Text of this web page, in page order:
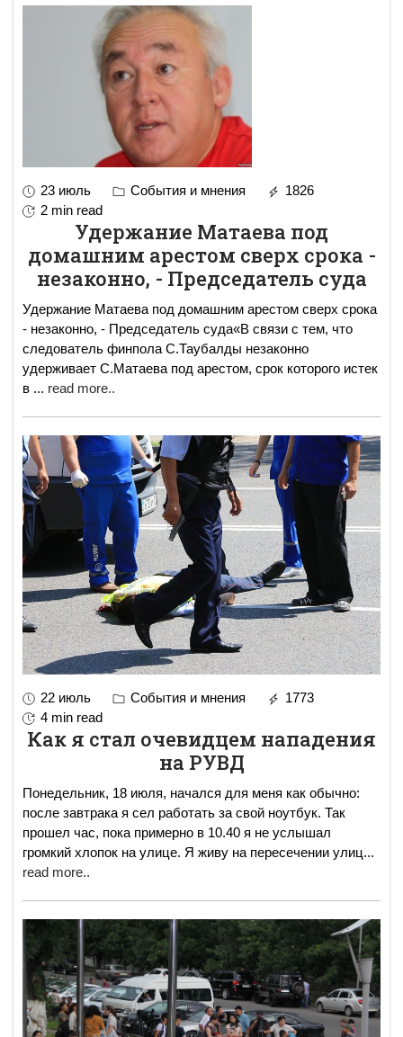
23 июль События и мнения
1826
2 min read
Удержание Матаева под
домашним арестом сверх срока -
незаконно, - Председатель суда
Удержание Матаева под домашним арестом сверх срока
- незаконно, - Председатель суда«В связи с тем, что
следователь финпола С.Таубалды незаконно
удерживает С.Матаева под арестом, срок которого истек
в ... read more..
22 июль События и мнения
1773
4 min read
Как я стал очевидцем нападения
на РУВД
Понедельник, 18 июля, начался для меня как обычно:
после завтрака я сел работать за свой ноутбук. Так
прошел час, пока примерно в 10.40 я не услышал
громкий хлопок на улице. Я живу на пересечении улиц...
read more..